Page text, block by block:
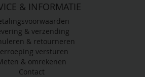
& INFORMATIE
& verzending
& retourneren
versturen
& omrekenen
Contact